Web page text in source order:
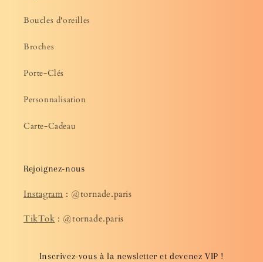
Boucles d'oreilles
Broches
Porte-Clés
Personnalisation
Carte-Cadeau
Rejoignez-nous
Instagram : @tornade.paris
TikTok : @tornade.paris
Inscrivez-vous à la newsletter et devenez VIP !